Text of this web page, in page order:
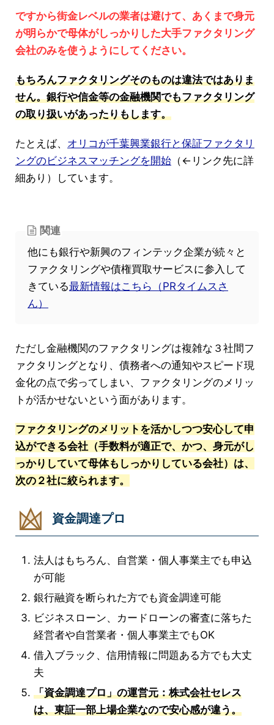
ですから街金レベルの業者は避けて、あくまで身元
が明らかで母体がしっかりした大手ファクタリング
会社のみを使うようにしてください。
もちろんファクタリングそのものは違法ではありま
せん。銀行や信金等の金融機関でもファクタリング
の取り扱いがあったりもします。
たとえば、 オリコが千葉興業銀行と保証ファクタリ
ングのビジネスマッチングを開始 （←リンク先に詳
細あり）しています。
関連
他にも銀行や新興のフィンテック企業が続々と
ファクタリングや債権買取サービスに参入して
きている最新情報はこちら（PRタイムスさ
ん）
ただし金融機関のファクタリングは複雑な３社間フ
ァクタリングとなり、債務者への通知やスピード現
金化の点で劣ってしまい、ファクタリングのメリッ
トが活かせないという面があります。
ファクタリングのメリットを活かしつつ安心して申
込ができる会社（手数料が適正で、かつ、身元がし
っかりしていて母体もしっかりしている会社）は、
次の２社に絞られます。
資金調達プロ
法人はもちろん、自営業・個人事業主でも申込
が可能
銀行融資を断られた方でも資金調達可能
ビジネスローン、カードローンの審査に落ちた
経営者や自営業者・個人事業主でもOK
借入ブラック、信用情報に問題ある方でも大丈
夫
「資金調達プロ」の運営元：株式会社セレス
は、東証一部上場企業なので安心感が違う。